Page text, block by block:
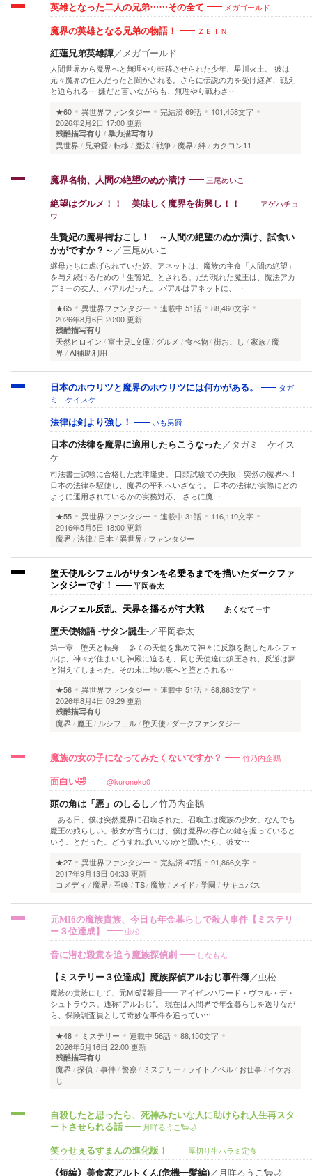
英雄となった二人の兄弟……その全て メガゴールド
魔界の英雄となる兄弟の物語！ ＺＥＩＮ
紅蓮兄弟英雄譚／ メガゴールド
人間世界から魔界へと無理やり転移させられた少年、星川火土。 彼は
元々魔界の住人だったと聞かされる。さらに伝説の力を受け継ぎ、戦え
と迫られる… 嫌だと言いながらも、無理やり戦わさ…
★60
異世界ファンタジー 完結済69話
101,458文字
2026年2月2日 17:00 更新
残酷描写有り 暴力描写有り
異世界 兄弟愛 転移 魔法 戦争 魔界 絆 カクコン11
魔界名物、人間の絶望のぬか漬け 三尾めいこ
絶望はグルメ！！ 美味しく魔界を街興し！！
アゲハチョ
ウ
生贄妃の魔界街おこし！ ～人間の絶望のぬか漬け、試食い
かがですか？～ ／三尾めいこ
継母たちに虐げられていた姫、アネットは、魔族の主食「人間の絶望」
を与え続けるための「生贄妃」とされる。だが現れた魔王は、魔法アカ
デミーの友人、バアルだった。 バアルはアネットに、…
★65
異世界ファンタジー 連載中 51話
88,460文字
2026年8月6日 20:00 更新
残酷描写有り
天然ヒロイン 富士見L文庫 グルメ 食べ物 街おこし 家族 魔
界
AI補助利用
日本のホウリツと魔界のホウリツには何かがある。
タガ
ミ ケイスケ
法律は剣より強し！ いも男爵
日本の法律を魔界に適用したらこうなった／ タガミ ケイス
ケ
司法書士試験に合格した志津隆史。 口頭試験での失敗！突然の魔界へ！
日本の法律を駆使し、魔界の平和へいざなう。 日本の法律が実際にどの
ように運用されているかの実務対応、 さらに魔…
★55
異世界ファンタジー 連載中 31話
116,119文字
2016年5月5日 18:00 更新
魔界
法律 日本 異世界 ファンタジー
堕天使ルシフェルがサタンを名乗るまでを描いたダークファ
ンタジーです！
平岡春太
ルシフェル反乱、天界を揺るがす大戦 あくなてーす
堕天使物語 -サタン誕生-／平岡春太
第一章 堕天と転身 多くの天使を集めて神々に反旗を翻したルシフェ
ルは、神々が住まいし神殿に迫るも、同じ天使達に鎮圧され、反逆は夢
と消えてしまった。その末に地の底へと堕とされる…
★56
異世界ファンタジー 連載中 51話
68,863文字
2026年8月4日 09:29 更新
残酷描写有り
魔界 魔王 ルシフェル 堕天使 ダークファンタジー
魔族の女の子になってみたくないですか？ 竹乃内企鵝
面白い🤣 @kuroneko0
頭の角は「悪」のしるし／竹乃内企鵝
ある日、僕は突然魔界に召喚された。召喚主は魔族の少女。なんでも
魔王の娘らしい。彼女が言うには、僕は魔界の存亡の鍵を握っていると
いうことだった。どうすればいいのかと聞いたら、彼女…
★27
異世界ファンタジー 完結済47話
91,866文字
2017年9月13日 04:33 更新
コメディ
魔界 召喚 TS 魔族 メイド 学園 サキュバス
元MI6の魔族貴族、今日も年金暮らしで殺人事件【ミステリ
ー３位達成】
虫松
音に潜む殺意を追う魔族探偵劇 しなもん
【ミステリー３位達成】魔族探偵アルおじ事件簿／虫松
魔族の貴族にして、元MI6諜報員―― アイゼンハワード・ヴァル・デ・
シュトラウス。通称“アルおじ”。 現在は人間界で年金暮らしを送りなが
ら、保険調査員として奇妙な事件を追ってい…
★48
ミステリー 連載中 56話
88,150文字
2026年5月16日 22:00 更新
残酷描写有り
魔界 探偵 事件 警察 ミステリー ライトノベル お仕事
イケお
じ
自殺したと思ったら、死神みたいな人に助けられ人生再スタ
ートさせられる話
月咩るうこ🐑🌙
笑ゥせぇるすまんの進化版！ 厚切り生ハラミ定食
《短編》美食家アルトくん(危機一髪編)／ 月咩るうこ🐑🌙